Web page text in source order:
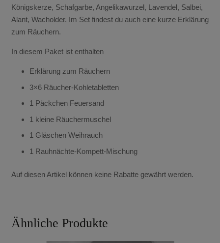
Königskerze, Schafgarbe, Angelikawurzel, Lavendel, Salbei,
Alant, Wacholder. Im Set findest du auch eine kurze Erklärung
zum Räuchern.
In diesem Paket ist enthalten
Erklärung zum Räuchern
3×6 Räucher-Kohletabletten
1 Päckchen Feuersand
1 kleine Räuchermuschel
1 Gläschen Weihrauch
1 Rauhnächte-Kompett-Mischung
Auf diesen Artikel können keine Rabatte gewährt werden.
Ähnliche Produkte